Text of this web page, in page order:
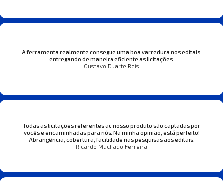
A ferramenta realmente consegue uma boa varredura nos editais,
entregando de maneira eficiente as licitações.
Gustavo Duarte Reis
Todas as licitações referentes ao nosso produto são captadas por
vocês e encaminhadas para nós. Na minha opinião, está perfeito!
Abrangência, cobertura, facilidade nas pesquisas aos editais.
Ricardo Machado Ferreira